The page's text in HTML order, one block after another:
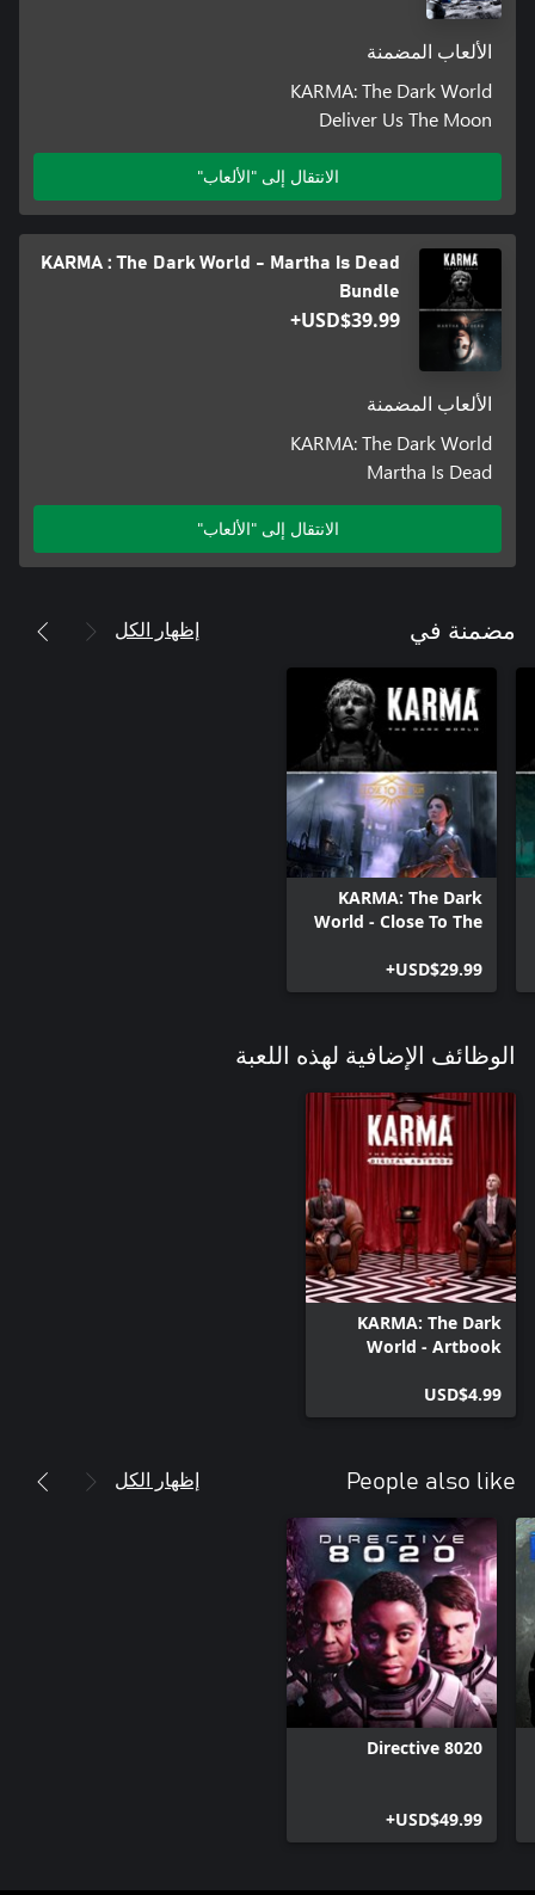
الألعاب المضمنة
KARMA: The Dark World
Deliver Us The Moon
الانتقال إلى "الألعاب"
KARMA : The Dark World - Martha Is Dead
Bundle
USD$39.99+
الألعاب المضمنة
KARMA: The Dark World
Martha Is Dead
الانتقال إلى "الألعاب"
مضمنة في إظهار الكل
KARMA: The Dark
World - Close To The
USD$29.99+
الوظائف الإضافية لهذه اللعبة
KARMA: The Dark
World - Artbook
USD$4.99
People also like إظهار الكل
Directive 8020
USD$49.99+